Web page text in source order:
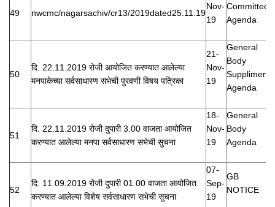
49 nwcmc/nagarsachiv/cr13/2019dated25.11.19
Nov-
19
Committee
Agenda
50
दि. 22.11.2019 रोजी आयोजित करण्यात आलेल्या
मनपाकेच्या सर्वसाधारण सभेची पुरवणी विषय पत्रिका
21-
Nov-
19
General
Body
Suppliment
Agenda
51
दि. 22.11.2019 रोजी दुपारी 3.00 वाजता आयोजित
करण्यात आलेल्या मनपा सर्वसाधारण सभेची सुचना
18-
Nov-
19
General
Body
Agenda
52
दि. 11.09.2019 रोजी दुपारी 01.00 वाजता आयोजित
करण्यात आलेल्या विशेष सर्वसाधारण सभेची सुचना
07-
Sep-
19
GB
NOTICE